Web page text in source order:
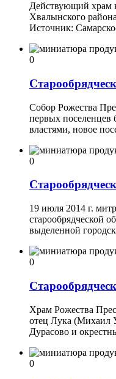
Действующий храм
Хвалынского
Источник:
0
Собор Рожества
первых поселенцев
властями, новое
0
19 июля 2014 г.
старообрядческой
выделенной
0
Храм Рожества
отец Лука (Михаил
Дурасово и
0